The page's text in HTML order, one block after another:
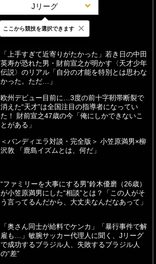
Jリーグ
最新 24時間 週間
「上手すぎて近寄りがたかった」若き日の中田
英寿が恐れた男・財前宣之が明かす〈天才少年
伝説〉のリアル「自分の才能を特別とは思わな
かった。ただ…」
欧州デビュー目前に…3度の前十字靭帯断裂で
消えた“天才”は全国注目の指導者になってい
た！ 財前宣之47歳の今「俺にしかできないこ
とがある」
＜バンディエラ対談・完全版＞ 小笠原満男×柳
沢敦 「鹿島イズムとは、何だ」
“ファミリーを大事にする男”鈴木優磨（26歳）
が小笠原満男にした“相談”とは？「この人がそ
う言ってるんだから、大丈夫なんだなあって」
「奥さん同士が給料でケンカ」「暴行事件で解
雇も…」敏腕サッカー代理人に聞く、Jリーグ
で成功するブラジル人、失敗するブラジル人
の“差”
ここから競技を選択できます ×